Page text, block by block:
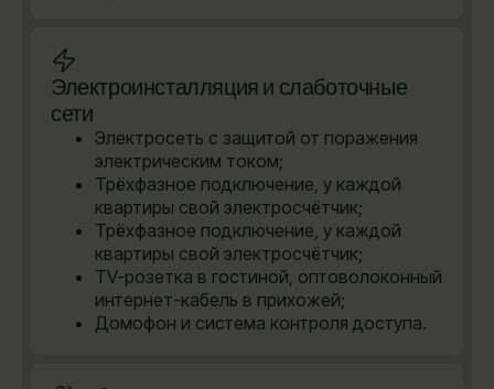
Электроинсталляция и слаботочные
сети
Электросеть с защитой от поражения
электрическим током;
Трёхфазное подключение, у каждой
квартиры свой электросчётчик;
Трёхфазное подключение, у каждой
квартиры свой электросчётчик;
TV-розетка в гостиной, оптоволоконный
интернет-кабель в прихожей;
Домофон и система контроля доступа.